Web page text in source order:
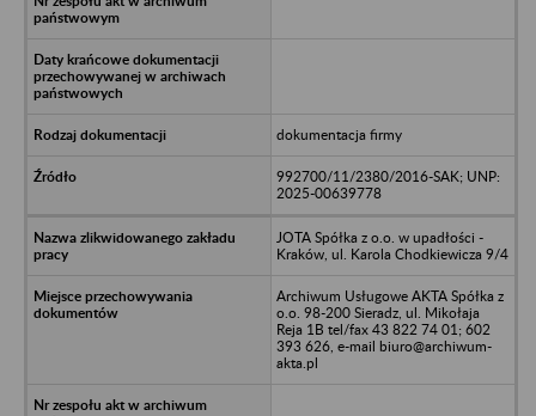
dokumentacja firmy
992700/11/2380/2016-SAK; UNP:
2025-00639778
JOTA Spółka z o.o. w upadłości -
Kraków, ul. Karola Chodkiewicza 9/4
Archiwum Usługowe AKTA Spółka z
o.o. 98-200 Sieradz, ul. Mikołaja
Reja 1B tel/fax 43 822 74 01; 602
393 626, e-mail biuro@archiwum-
akta.pl